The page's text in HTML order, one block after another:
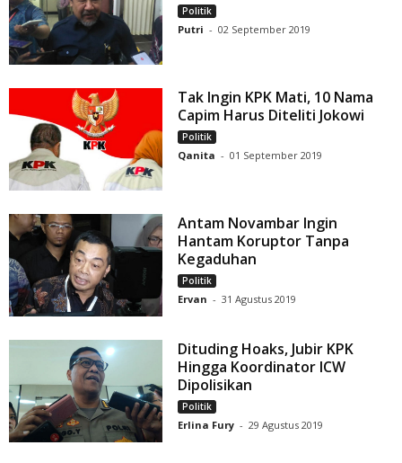
Politik
Putri - 02 September 2019
Tak Ingin KPK Mati, 10 Nama
Capim Harus Diteliti Jokowi
Politik
Qanita - 01 September 2019
Antam Novambar Ingin
Hantam Koruptor Tanpa
Kegaduhan
Politik
Ervan - 31 Agustus 2019
Dituding Hoaks, Jubir KPK
Hingga Koordinator ICW
Dipolisikan
Politik
Erlina Fury - 29 Agustus 2019